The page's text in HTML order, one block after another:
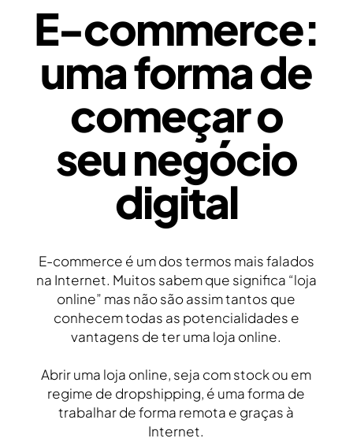
E-commerce:
uma forma de
começar o
seu negócio
digital
E-commerce é um dos termos mais falados
na Internet. Muitos sabem que significa “loja
online” mas não são assim tantos que
conhecem todas as potencialidades e
vantagens de ter uma loja online.
Abrir uma loja online, seja com stock ou em
regime de dropshipping, é uma forma de
trabalhar de forma remota e graças à
Internet.